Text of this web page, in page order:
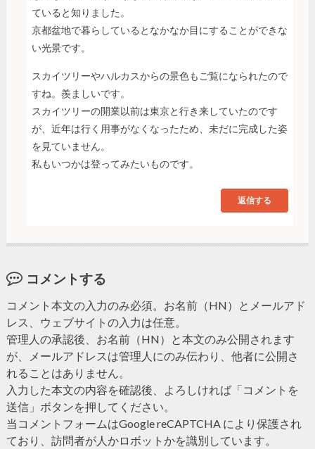
ていると知りました。
京都盆地で暮らしているとなかなか目にすることができな
い光景です。
スカイツリーやハルカスからの景色もご覧になられたので
すね。羨ましいです。
スカイツリーの開業以前は東京と行き来していたのです
が、近年は行く用事がなくなったため、未だに完成した姿
を見ていません。
私もいつかは登ってみたいものです。
返信する
コメントする
コメント本文の入力のみ必須。お名前（HN）とメールアド
レス、ウェブサイトの入力は任意。
管理人の承認後、お名前（HN）と本文のみ公開されます
が、メールアドレスは管理人にのみ伝わり、他者に公開さ
れることはありません。
入力した本文の内容を確認後、よろしければ「コメントを
送信」ボタンを押してください。
当コメントフォームはGoogle reCAPTCHA により保護され
ており、訪問者が人かロボットかを識別しています。